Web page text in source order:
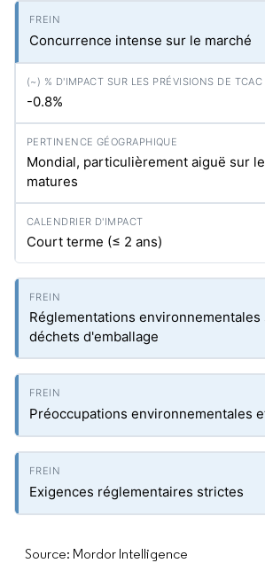
Concurrence intense sur le marché
-0.8%
Mondial, particulièrement aiguë sur
matures
Court terme (≤ 2 ans)
Réglementations environnementales
déchets d'emballage
Préoccupations environnementales
Exigences réglementaires strictes
Source: Mordor Intelligence